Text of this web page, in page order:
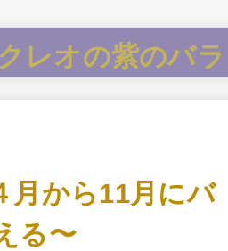
レオの紫のバラ
月から11月にバ
る〜